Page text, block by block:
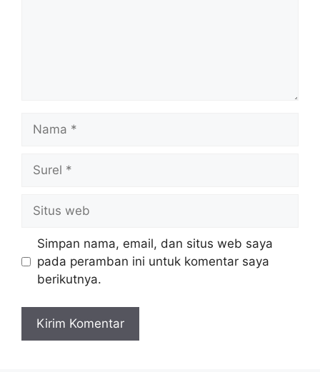
Nama
Surel
Situs
web
Simpan nama, email, dan situs web saya
pada peramban ini untuk komentar saya
berikutnya.